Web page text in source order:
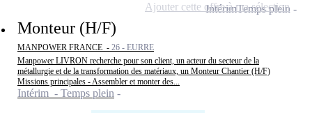
Monteur (H/F)
MANPOWER FRANCE - 26 - EURRE
Manpower LIVRON recherche pour son client, un acteur du secteur de la
métallurgie et de la transformation des matériaux, un Monteur Chantier (H/F)
Missions principales - Assembler et monter des...
Intérim - Temps plein
IntérimTemps plein
Ajouter cette offre à ma sélection